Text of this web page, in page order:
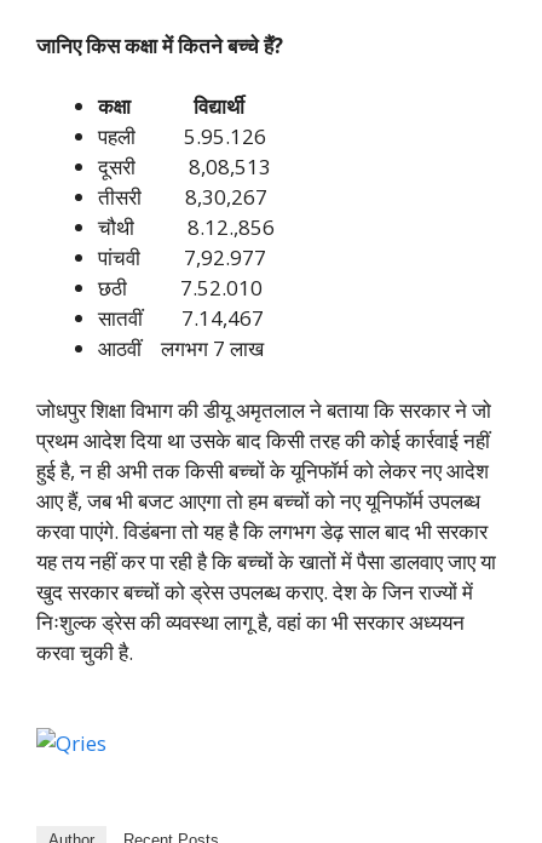
जानिए किस कक्षा में कितने बच्चे हैं?
कक्षा विद्यार्थी
पहली 5.95.126
दूसरी 8,08,513
तीसरी 8,30,267
चौथी 8.12.,856
पांचवी 7,92.977
छठी 7.52.010
सातवीं 7.14,467
आठवीं लगभग 7 लाख
जोधपुर शिक्षा विभाग की डीयू अमृतलाल ने बताया कि सरकार ने जो
प्रथम आदेश दिया था उसके बाद किसी तरह की कोई कार्रवाई नहीं
हुई है, न ही अभी तक किसी बच्चों के यूनिफॉर्म को लेकर नए आदेश
आए हैं, जब भी बजट आएगा तो हम बच्चों को नए यूनिफॉर्म उपलब्ध
करवा पाएंगे. विडंबना तो यह है कि लगभग डेढ़ साल बाद भी सरकार
यह तय नहीं कर पा रही है कि बच्चों के खातों में पैसा डालवाए जाए या
खुद सरकार बच्चों को ड्रेस उपलब्ध कराए. देश के जिन राज्यों में
निःशुल्क ड्रेस की व्यवस्था लागू है, वहां का भी सरकार अध्ययन
करवा चुकी है.